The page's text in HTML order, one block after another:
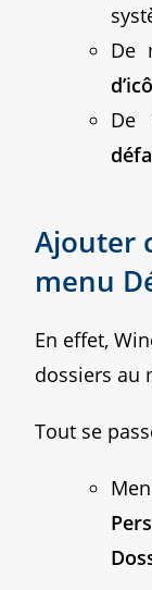
De
De
Ajouter
menu
En effet,
dossiers au
Tout se